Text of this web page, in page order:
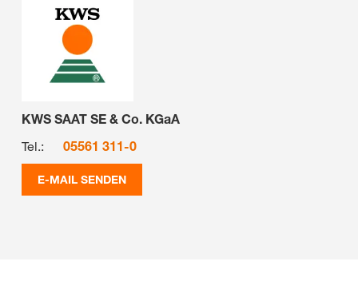
KWS SAAT SE & Co. KGaA
Tel.:
05561 311-0
E-MAIL SENDEN